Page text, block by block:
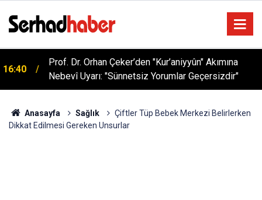
05:57
Sağlıklı Beslenmede Yeni Trend: Düşük Kalorili
Multi-Fiber İçecek Tozu
Anasayfa Sağlık
Çiftler Tüp Bebek Merkezi Belirlerken
Dikkat Edilmesi Gereken Unsurlar